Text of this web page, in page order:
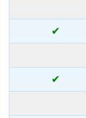
✔
✔